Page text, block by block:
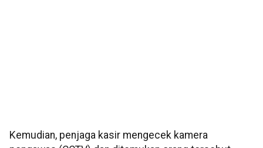
Kemudian, penjaga kasir mengecek kamera